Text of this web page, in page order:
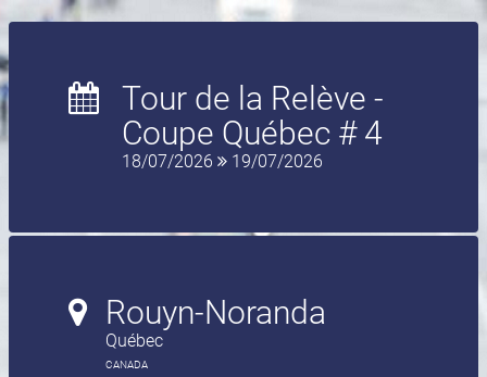
Tour de la Relève -
Coupe Québec # 4
18/07/2026 19/07/2026
Rouyn-Noranda
Québec
CANADA